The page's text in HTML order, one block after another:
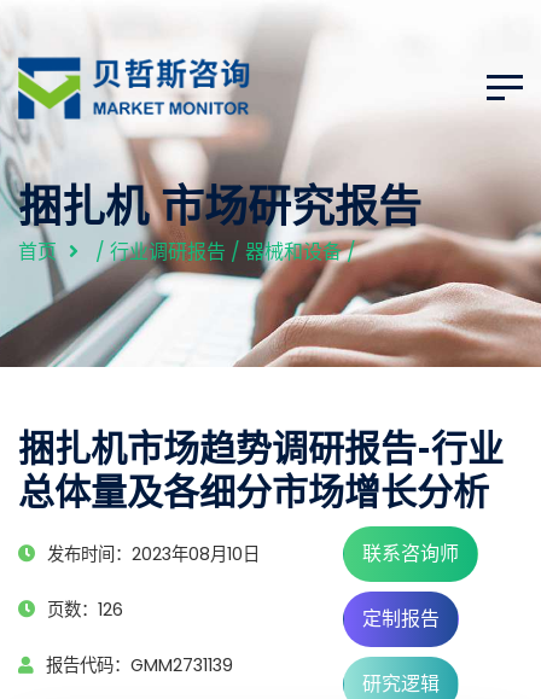
捆扎机 市场研究报告
首页 / 行业调研报告 / 器械和设备/
捆扎机市场趋势调研报告-行业
总体量及各细分市场增长分析
发布时间：2023年08月10日
页数：126
报告代码：GMM2731139
联系咨询师
定制报告
研究逻辑